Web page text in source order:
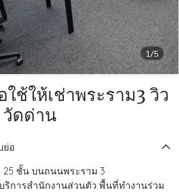
1/5
ช้ให้เช่าพระราม3 วิว
ดด่าน
ย่อ
25 ชั้น บนถนนพระราม 3
ริการสำนักงานส่วนตัว พื้นที่ทำงานร่วม